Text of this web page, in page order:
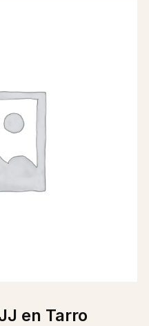
en Tarro